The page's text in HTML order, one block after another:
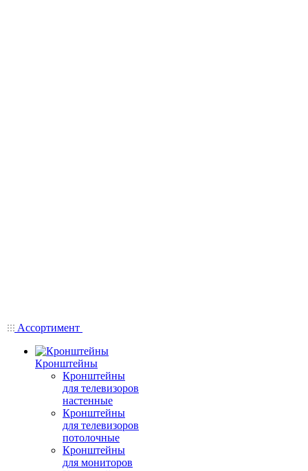
Ассортимент
Кронштейны
Кронштейны
для телевизоров
настенные
Кронштейны
для телевизоров
потолочные
Кронштейны
для мониторов